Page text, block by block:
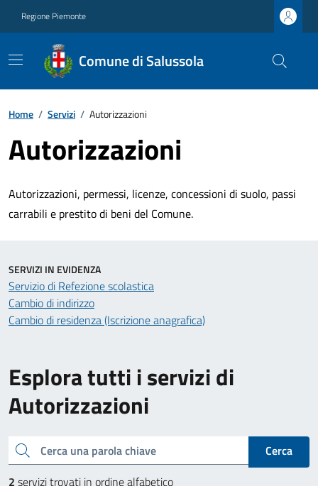
Regione Piemonte
Comune di Salussola
Home / Servizi / Autorizzazioni
Autorizzazioni
Autorizzazioni, permessi, licenze, concessioni di suolo, passi
carrabili e prestito di beni del Comune.
Esplora tutti i servizi di
Autorizzazioni
Cerca una parola chiave
Cerca
2 servizi trovati in ordine alfabetico
SERVIZI IN EVIDENZA
Servizio di Refezione scolastica
Cambio di indirizzo
Cambio di residenza (Iscrizione anagrafica)